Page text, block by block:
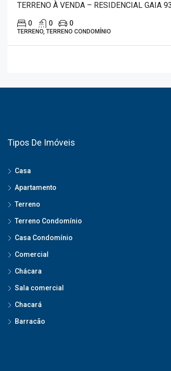
TERRENO À VENDA – RESIDENCIAL GAIA
0 0 0
TERRENO, TERRENO CONDOMÍNIO
Tipos De Imóveis
Casa
Apartamento
Terreno
Terreno Condomínio
Casa Condomínio
Comercial
Chácara
Sala comercial
Chacará
Barracão